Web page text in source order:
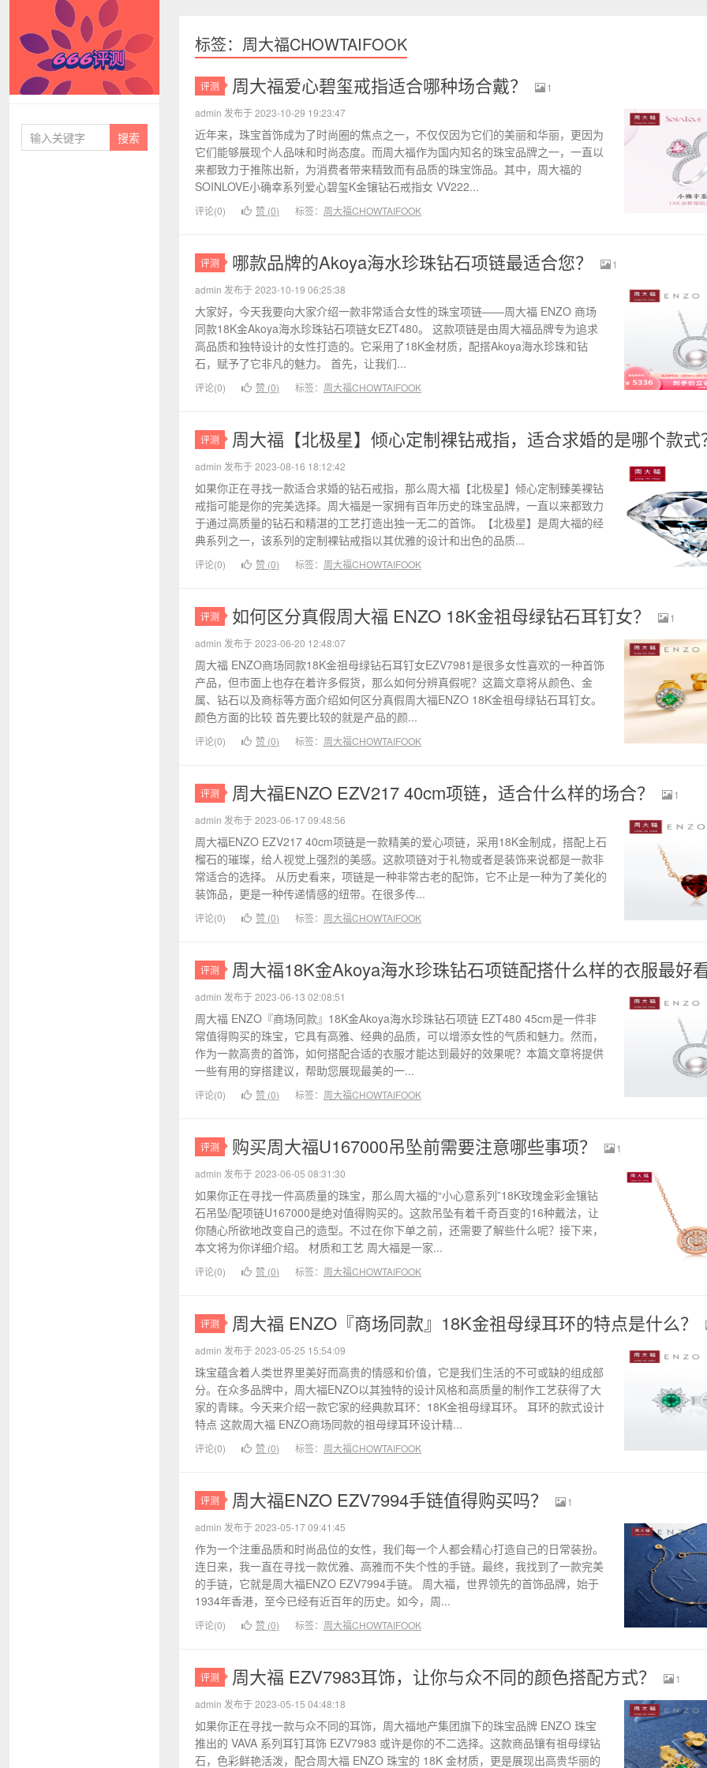
标签：周大福CHOWTAIFOOK
评测 周大福爱心碧玺戒指适合哪种场合戴？
1
admin 发布于 2023-10-29 19:23:47
近年来，珠宝首饰成为了时尚圈的焦点之一，不仅仅因为它们的美丽和华丽，更因为
它们能够展现个人品味和时尚态度。而周大福作为国内知名的珠宝品牌之一，一直以
来都致力于推陈出新，为消费者带来精致而有品质的珠宝饰品。其中，周大福的
SOINLOVE小确幸系列爱心碧玺K金镶钻石戒指女 VV222...
评论(0) 赞 (0) 标签： 周大福CHOWTAIFOOK
评测 哪款品牌的Akoya海水珍珠钻石项链最适合您？
1
admin 发布于 2023-10-19 06:25:38
大家好，今天我要向大家介绍一款非常适合女性的珠宝项链——周大福 ENZO 商场
同款18K金Akoya海水珍珠钻石项链女EZT480。 这款项链是由周大福品牌专为追求
高品质和独特设计的女性打造的。它采用了18K金材质，配搭Akoya海水珍珠和钻
石，赋予了它非凡的魅力。 首先，让我们...
评论(0) 赞 (0) 标签： 周大福CHOWTAIFOOK
评测 周大福【北极星】倾心定制裸钻戒指，适合求婚的是哪个款式
admin 发布于 2023-08-16 18:12:42
如果你正在寻找一款适合求婚的钻石戒指，那么周大福【北极星】倾心定制臻美裸钻
戒指可能是你的完美选择。周大福是一家拥有百年历史的珠宝品牌，一直以来都致力
于通过高质量的钻石和精湛的工艺打造出独一无二的首饰。【北极星】是周大福的经
典系列之一，该系列的定制裸钻戒指以其优雅的设计和出色的品质...
评论(0) 赞 (0) 标签： 周大福CHOWTAIFOOK
评测 如何区分真假周大福 ENZO 18K金祖母绿钻石耳钉女？
1
admin 发布于 2023-06-20 12:48:07
周大福 ENZO商场同款18K金祖母绿钻石耳钉女EZV7981是很多女性喜欢的一种首饰
产品，但市面上也存在着许多假货，那么如何分辨真假呢？这篇文章将从颜色、金
属、钻石以及商标等方面介绍如何区分真假周大福ENZO 18K金祖母绿钻石耳钉女。
颜色方面的比较 首先要比较的就是产品的颜...
评论(0) 赞 (0) 标签： 周大福CHOWTAIFOOK
评测 周大福ENZO EZV217 40cm项链，适合什么样的场合？
1
admin 发布于 2023-06-17 09:48:56
周大福ENZO EZV217 40cm项链是一款精美的爱心项链，采用18K金制成，搭配上石
榴石的璀璨，给人视觉上强烈的美感。这款项链对于礼物或者是装饰来说都是一款非
常适合的选择。 从历史看来，项链是一种非常古老的配饰，它不止是一种为了美化的
装饰品，更是一种传递情感的纽带。在很多传...
评论(0) 赞 (0) 标签： 周大福CHOWTAIFOOK
评测 周大福18K金Akoya海水珍珠钻石项链配搭什么样的衣服最好
admin 发布于 2023-06-13 02:08:51
周大福 ENZO『商场同款』18K金Akoya海水珍珠钻石项链 EZT480 45cm是一件非
常值得购买的珠宝，它具有高雅、经典的品质，可以增添女性的气质和魅力。然而，
作为一款高贵的首饰，如何搭配合适的衣服才能达到最好的效果呢？本篇文章将提供
一些有用的穿搭建议，帮助您展现最美的一...
评论(0) 赞 (0) 标签： 周大福CHOWTAIFOOK
评测 购买周大福U167000吊坠前需要注意哪些事项？
1
admin 发布于 2023-06-05 08:31:30
如果你正在寻找一件高质量的珠宝，那么周大福的“小心意系列”18K玫瑰金彩金镶钻
石吊坠/配项链U167000是绝对值得购买的。这款吊坠有着千奇百变的16种戴法，让
你随心所欲地改变自己的造型。不过在你下单之前，还需要了解些什么呢？接下来，
本文将为你详细介绍。 材质和工艺 周大福是一家...
评论(0) 赞 (0) 标签： 周大福CHOWTAIFOOK
评测 周大福 ENZO『商场同款』18K金祖母绿耳环的特点是什么？
admin 发布于 2023-05-25 15:54:09
珠宝蕴含着人类世界里美好而高贵的情感和价值，它是我们生活的不可或缺的组成部
分。在众多品牌中，周大福ENZO以其独特的设计风格和高质量的制作工艺获得了大
家的青睐。今天来介绍一款它家的经典款耳环：18K金祖母绿耳环。 耳环的款式设计
特点 这款周大福 ENZO商场同款的祖母绿耳环设计精...
评论(0) 赞 (0) 标签： 周大福CHOWTAIFOOK
评测 周大福ENZO EZV7994手链值得购买吗？
1
admin 发布于 2023-05-17 09:41:45
作为一个注重品质和时尚品位的女性，我们每一个人都会精心打造自己的日常装扮。
连日来，我一直在寻找一款优雅、高雅而不失个性的手链。最终，我找到了一款完美
的手链，它就是周大福ENZO EZV7994手链。 周大福，世界领先的首饰品牌，始于
1934年香港，至今已经有近百年的历史。如今，周...
评论(0) 赞 (0) 标签： 周大福CHOWTAIFOOK
评测 周大福 EZV7983耳饰，让你与众不同的颜色搭配方式？
1
admin 发布于 2023-05-15 04:48:18
如果你正在寻找一款与众不同的耳饰，周大福地产集团旗下的珠宝品牌 ENZO 珠宝
推出的 VAVA 系列耳钉耳饰 EZV7983 或许是你的不二选择。这款商品镶有祖母绿钻
石，色彩鲜艳活泼，配合周大福 ENZO 珠宝的 18K 金材质，更是展现出高贵华丽的